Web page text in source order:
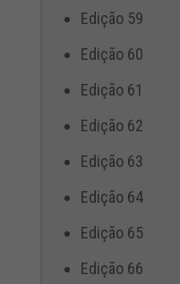
Edição 59
Edição 60
Edição 61
Edição 62
Edição 63
Edição 64
Edição 65
Edição 66